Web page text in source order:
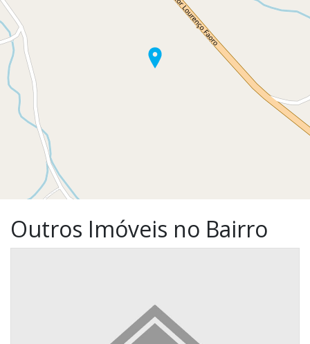
Outros Imóveis no Bairro